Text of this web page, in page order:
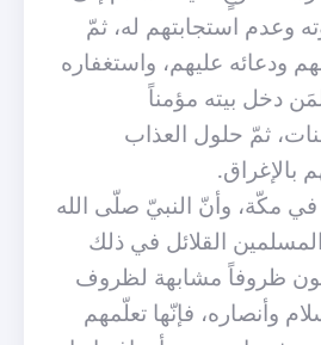
وعدم استجابتهم له، ثمّ
ودعائه عليهم، واستغفاره
دخل بيته مؤمناً
ثمّ حلول العذاب
بالإغراق.
في مكّة، وأنّ النبيّ صلّى الله
القلائل في ذلك
ظروفاً مشابهة لظروف
وأنصاره، فإنّها تعلّمهم